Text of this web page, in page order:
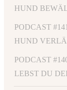
HUND
PODCAST
HUND
PODCAST
LEBST DU